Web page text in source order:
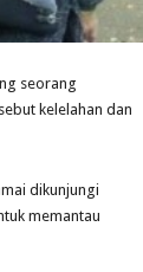
seorang
kelelahan dan
dikunjungi
memantau